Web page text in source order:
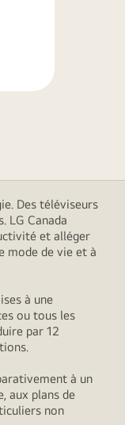
Des téléviseurs
LG Canada
et alléger
mode de vie et à
à une
ou tous les
par 12
à un
aux plans de
non